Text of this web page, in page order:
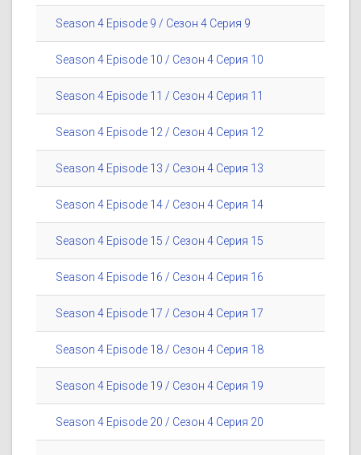
Season 4 Episode 9 / Сезон 4 Серия 9
Season 4 Episode 10 / Сезон 4 Серия 10
Season 4 Episode 11 / Сезон 4 Серия 11
Season 4 Episode 12 / Сезон 4 Серия 12
Season 4 Episode 13 / Сезон 4 Серия 13
Season 4 Episode 14 / Сезон 4 Серия 14
Season 4 Episode 15 / Сезон 4 Серия 15
Season 4 Episode 16 / Сезон 4 Серия 16
Season 4 Episode 17 / Сезон 4 Серия 17
Season 4 Episode 18 / Сезон 4 Серия 18
Season 4 Episode 19 / Сезон 4 Серия 19
Season 4 Episode 20 / Сезон 4 Серия 20